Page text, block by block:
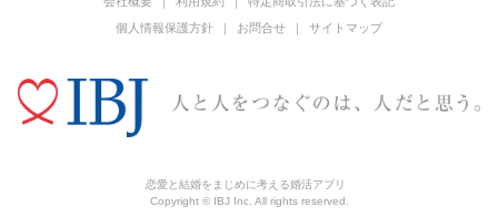
個人情報保護方針
お問合せ サイトマップ
恋愛と結婚をまじめに考える婚活アプリ
Copyright © IBJ Inc. All rights reserved.